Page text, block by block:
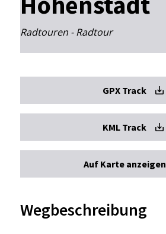
Radtouren - Radtour
GPX Track
KML Track
Auf Karte anzeigen
Wegbeschreibung